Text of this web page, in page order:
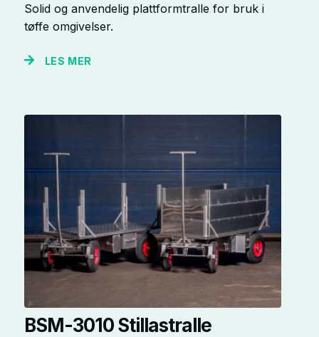
Solid og anvendelig plattformtralle for bruk i
tøffe omgivelser.
LES MER
BSM-3010 Stillastralle